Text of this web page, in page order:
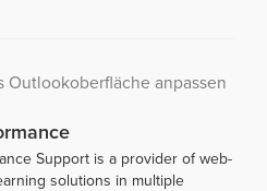
Outlookoberfläche anpassen
Support is a provider of web-
solutions in multiple